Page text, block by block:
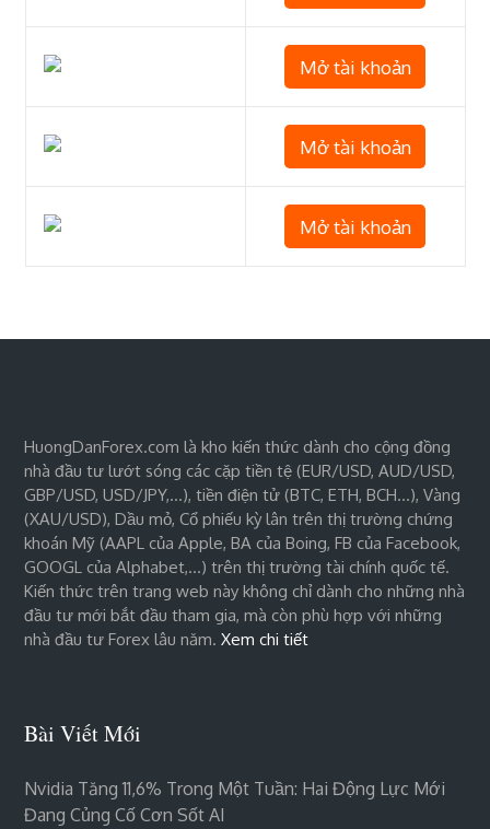
Mở tài khoản
Mở tài khoản
Mở tài khoản
HuongDanForex.com là kho kiến thức dành cho cộng đồng
nhà đầu tư lướt sóng các cặp tiền tệ (EUR/USD, AUD/USD,
GBP/USD, USD/JPY,…), tiền điện tử (BTC, ETH, BCH…), Vàng
(XAU/USD), Dầu mỏ, Cổ phiếu kỳ lân trên thị trường chứng
khoán Mỹ (AAPL của Apple, BA của Boing, FB của Facebook,
GOOGL của Alphabet,…) trên thị trường tài chính quốc tế.
Kiến thức trên trang web này không chỉ dành cho những nhà
đầu tư mới bắt đầu tham gia, mà còn phù hợp với những
nhà đầu tư Forex lâu năm.Xem chi tiết
Bài Viết Mới
Nvidia Tăng 11,6% Trong Một Tuần: Hai Động Lực Mới
Đang Củng Cố Cơn Sốt AI